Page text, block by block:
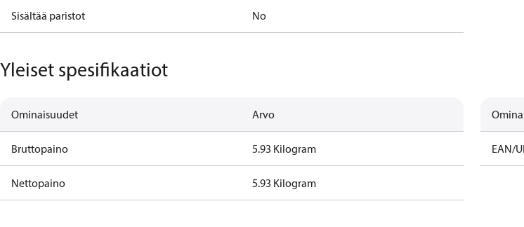
Sisältää paristot No
Yleiset spesifikaatiot
Ominaisuudet Arvo
Bruttopaino 5.93 Kilogram
Nettopaino 5.93 Kilogram
EAN/